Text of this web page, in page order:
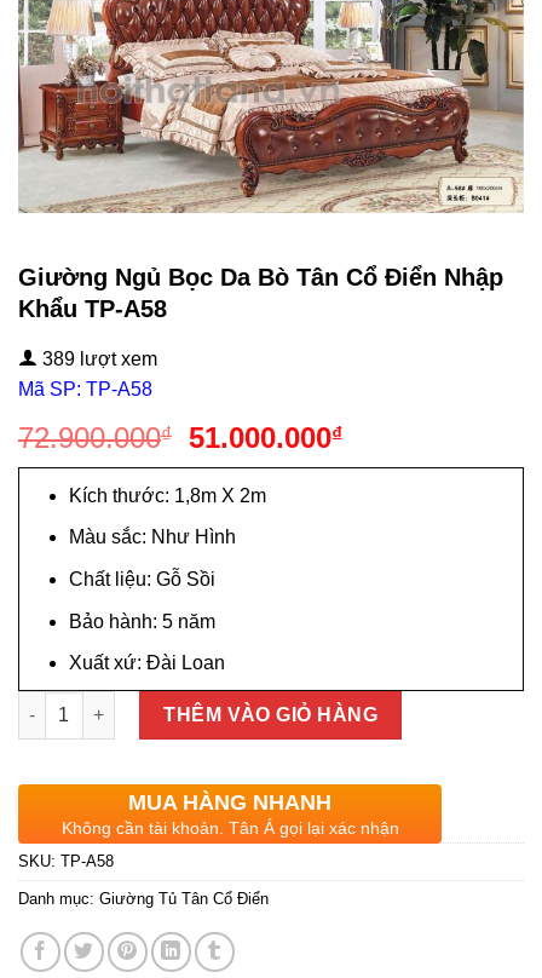
Giường Ngủ Bọc Da Bò Tân Cổ Điển Nhập
Khẩu TP-A58
389 lượt xem
Mã SP: TP-A58
72.900.000₫
Giá
gốc
là:
72.900.000₫.
51.000.000₫Giá
hiện
Kích thước: 1,8m X 2m
Màu sắc: Như Hình
Chất liệu: Gỗ Sồi
Bảo hành: 5 năm
Xuất xứ: Đài Loan
Giường Ngủ Bọc Da Bò Tân Cổ Điển Nhập Khẩu TP-A58 số
THÊM VÀO GIỎ HÀNG
MUA HÀNG NHANH
Không cần tài khoản. Tân Á gọi lại xác nhận
SKU: TP-A58
Danh mục: Giường Tủ Tân Cổ Điển